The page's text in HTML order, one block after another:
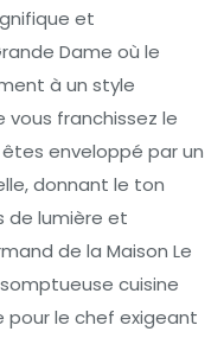
et
Dame où le
à un style
franchissez le
enveloppé par un
donnant le ton
de lumière et
de la Maison Le
cuisine
pour le chef exigeant